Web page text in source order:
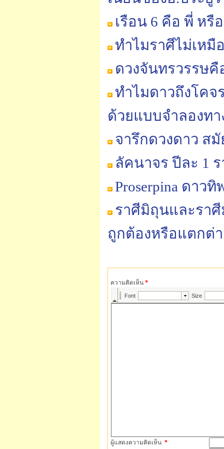
เรือน 6 คือ พี่ หรื
ทำไมราศีไม่เหมื
ดวงจันทรวรรษคื
ทำไมดาวถึงโคจ
ด้วยแบบจำลองท
จารึกดวงดาว ส
ลัคนาจร ปีละ 1 ร
Proserpina ดาว
ราศีมิถุนและราศี
ถูกต้องหรือแตกต่
ความคิดเห็น *
ผู้แสดงความคิดเห็น *